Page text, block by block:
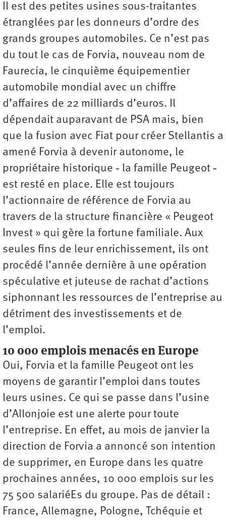
Il est des petites usines sous-traitantes
étranglées par les donneurs d’ordre des
grands groupes automobiles. Ce n’est pas
du tout le cas de Forvia, nouveau nom de
Faurecia, le cinquième équipementier
automobile mondial avec un chiffre
d’affaires de 22 milliards d’euros. Il
dépendait auparavant de PSA mais, bien
que la fusion avec Fiat pour créer Stellantis a
amené Forvia à devenir autonome, le
propriétaire historique ‑ la famille Peugeot ‑
est resté en place. Elle est toujours
l’actionnaire de référence de Forvia au
travers de la structure financière « Peugeot
Invest » qui gère la fortune familiale. Aux
seules fins de leur enrichissement, ils ont
procédé l’année dernière à une opération
spéculative et juteuse de rachat d’actions
siphonnant les ressources de l’entreprise au
détriment des investissements et de
l’emploi.
10 000 emplois menacés en Europe
Oui, Forvia et la famille Peugeot ont les
moyens de garantir l’emploi dans toutes
leurs usines. Ce qui se passe dans l’usine
d’Allonjoie est une alerte pour toute
l’entreprise. En effet, au mois de janvier la
direction de Forvia a annoncé son intention
de supprimer, en Europe dans les quatre
prochaines années, 10 000 emplois sur les
75 500 salariéEs du groupe. Pas de détail :
France, Allemagne, Pologne, Tchéquie et